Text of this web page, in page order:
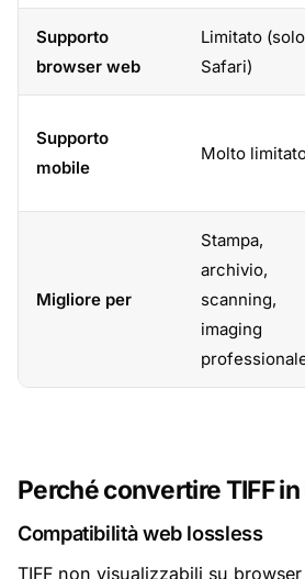
Supporto
browser web
Limitato (solo
Safari)
Supporto
mobile
Molto
Migliore per
Stampa,
archivio,
scanning,
imaging
Perché convertire TIFF in
Compatibilità web lossless
TIFF non visualizzabili su